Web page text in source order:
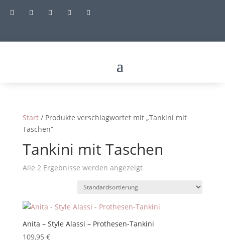
    
Start/ Produkte verschlagwortet mit „Tankini mit
Taschen“
Tankini mit Taschen
Alle 2 Ergebnisse werden angezeigt
Anita – Style Alassi – Prothesen-Tankini
109,95 €